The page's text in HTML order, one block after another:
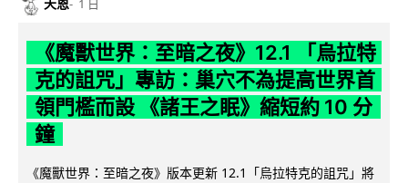
《魔獸世界：至暗之夜》12.1 「烏拉特
克的詛咒」專訪：巢穴不為提高世界首
領門檻而設 《諸王之眠》縮短約 10 分
鐘
《魔獸世界：至暗之夜》版本更新 12.1「烏拉特克的詛咒」將